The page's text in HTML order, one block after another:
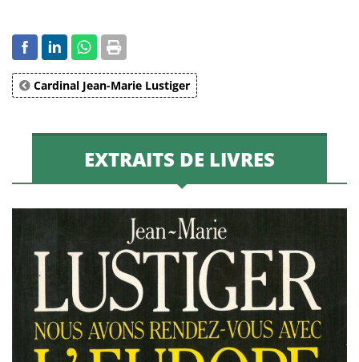
Cardinal Jean-Marie Lustiger
EXTRAITS DE LIVRES